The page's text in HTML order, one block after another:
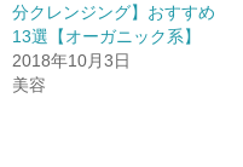
分クレンジング】おすすめ
13選【オーガニック系】
2018年10月3日
美容